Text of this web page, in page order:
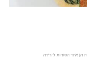
הן אחד הסודות לירידה